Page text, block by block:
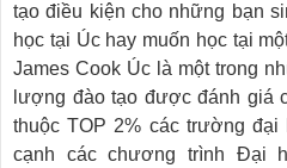
tạo điều kiện cho những bạn
học tại Úc hay muốn học tại
James Cook Úc là một trong
lượng đào tạo được đánh giá
thuộc TOP 2% các trường
cạnh các chương trình Đại